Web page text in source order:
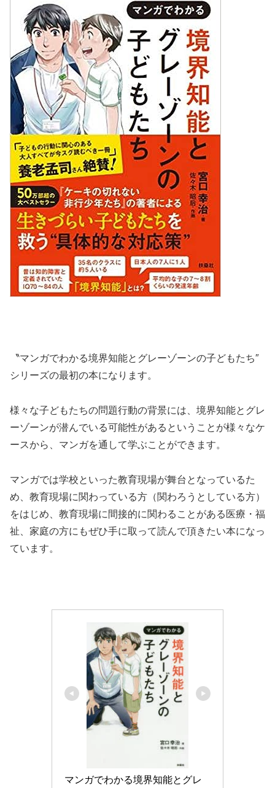
〝マンガでわかる境界知能とグレーゾーンの子どもたち″
シリーズの最初の本になります。
様々な子どもたちの問題行動の背景には、境界知能とグレ
ーゾーンが潜んでいる可能性があるということが様々なケ
ースから、マンガを通して学ぶことができます。
マンガでは学校といった教育現場が舞台となっているた
め、教育現場に関わっている方（関わろうとしている方）
をはじめ、教育現場に間接的に関わることがある医療・福
祉、家庭の方にもぜひ手に取って読んで頂きたい本になっ
ています。
マンガでわかる境界知能とグレ